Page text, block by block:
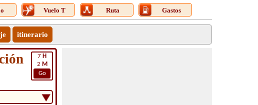
Vuelo T Ruta Gastos
itinerario
7 H
2 M
Go